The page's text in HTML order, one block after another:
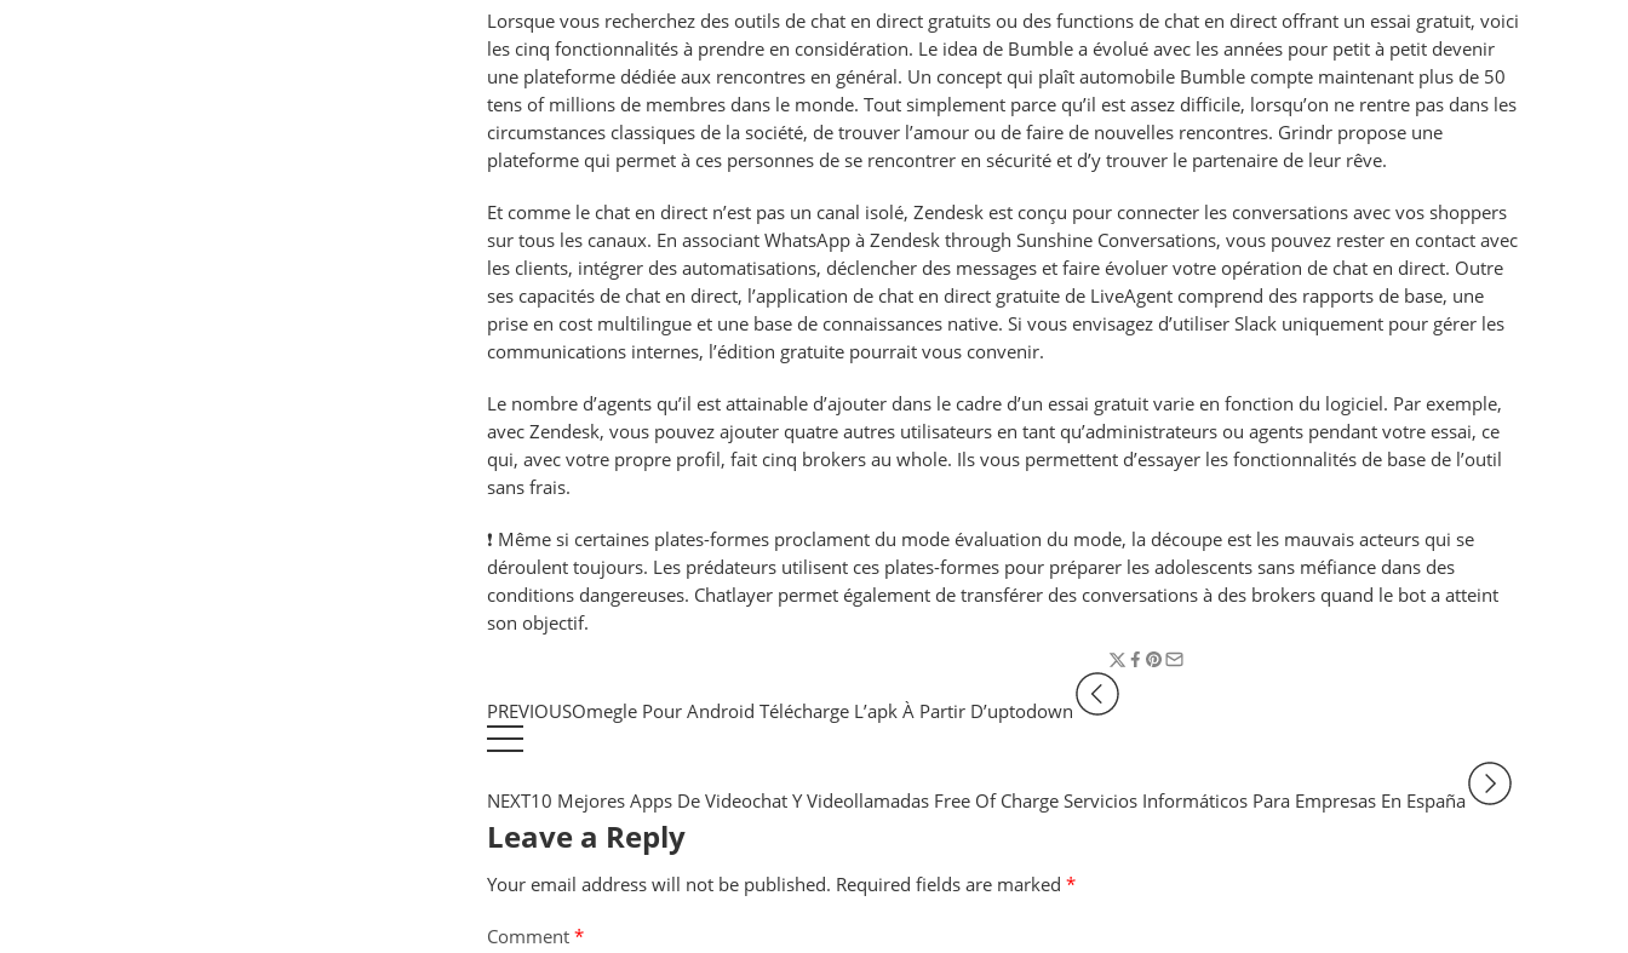
Lorsque vous recherchez des outils de chat en direct gratuits ou des functions de chat en direct offrant un essai gratuit, voici
les cinq fonctionnalités à prendre en considération. Le idea de Bumble a évolué avec les années pour petit à petit devenir
une plateforme dédiée aux rencontres en général. Un concept qui plaît automobile Bumble compte maintenant plus de 50
tens of millions de membres dans le monde. Tout simplement parce qu’il est assez difficile, lorsqu’on ne rentre pas dans les
circumstances classiques de la société, de trouver l’amour ou de faire de nouvelles rencontres. Grindr propose une
plateforme qui permet à ces personnes de se rencontrer en sécurité et d’y trouver le partenaire de leur rêve.
Et comme le chat en direct n’est pas un canal isolé, Zendesk est conçu pour connecter les conversations avec vos shoppers
sur tous les canaux. En associant WhatsApp à Zendesk through Sunshine Conversations, vous pouvez rester en contact avec
les clients, intégrer des automatisations, déclencher des messages et faire évoluer votre opération de chat en direct. Outre
ses capacités de chat en direct, l’application de chat en direct gratuite de LiveAgent comprend des rapports de base, une
prise en cost multilingue et une base de connaissances native. Si vous envisagez d’utiliser Slack uniquement pour gérer les
communications internes, l’édition gratuite pourrait vous convenir.
Le nombre d’agents qu’il est attainable d’ajouter dans le cadre d’un essai gratuit varie en fonction du logiciel. Par exemple,
avec Zendesk, vous pouvez ajouter quatre autres utilisateurs en tant qu’administrateurs ou agents pendant votre essai, ce
qui, avec votre propre profil, fait cinq brokers au whole. Ils vous permettent d’essayer les fonctionnalités de base de l’outil
sans frais.
❗ Même si certaines plates-formes proclament du mode évaluation du mode, la découpe est les mauvais acteurs qui se
déroulent toujours. Les prédateurs utilisent ces plates-formes pour préparer les adolescents sans méfiance dans des
conditions dangereuses. Chatlayer permet également de transférer des conversations à des brokers quand le bot a atteint
son objectif.
PREVIOUSOmegle Pour Android Télécharge L’apk À Partir D’uptodown
NEXT10 Mejores Apps De Videochat Y Videollamadas Free Of Charge Servicios Informáticos Para Empresas En España
Leave a Reply
Your email address will not be published. Required fields are marked *
Comment *